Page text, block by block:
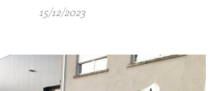
15/12/2023